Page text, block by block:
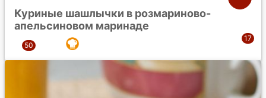
Куриные шашлычки в розмариново-
апельсиновом маринаде